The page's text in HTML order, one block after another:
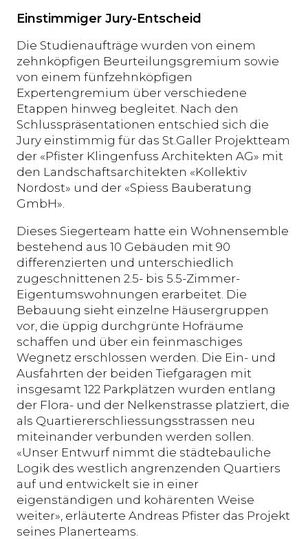
Einstimmiger Jury-Entscheid
Die Studienaufträge wurden von einem
zehnköpfigen Beurteilungsgremium sowie
von einem fünfzehnköpfigen
Expertengremium über verschiedene
Etappen hinweg begleitet. Nach den
Schlusspräsentationen entschied sich die
Jury einstimmig für das St.Galler Projektteam
der «Pfister Klingenfuss Architekten AG» mit
den Landschaftsarchitekten «Kollektiv
Nordost» und der «Spiess Bauberatung
GmbH».
Dieses Siegerteam hatte ein Wohnensemble
bestehend aus 10 Gebäuden mit 90
differenzierten und unterschiedlich
zugeschnittenen 2.5- bis 5.5-Zimmer-
Eigentumswohnungen erarbeitet. Die
Bebauung sieht einzelne Häusergruppen
vor, die üppig durchgrünte Hofräume
schaffen und über ein feinmaschiges
Wegnetz erschlossen werden. Die Ein- und
Ausfahrten der beiden Tiefgaragen mit
insgesamt 122 Parkplätzen wurden entlang
der Flora- und der Nelkenstrasse platziert, die
als Quartiererschliessungsstrassen neu
miteinander verbunden werden sollen.
«Unser Entwurf nimmt die städtebauliche
Logik des westlich angrenzenden Quartiers
auf und entwickelt sie in einer
eigenständigen und kohärenten Weise
weiter», erläuterte Andreas Pfister das Projekt
seines Planerteams.